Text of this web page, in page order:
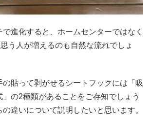
で進化すると、ホームセンターではなく
う人が増えるのも自然な流れでしょ
の貼って剥がせるシートフックには「吸
の2種類があることをご存知でしょう
違いについて説明したいと思います。